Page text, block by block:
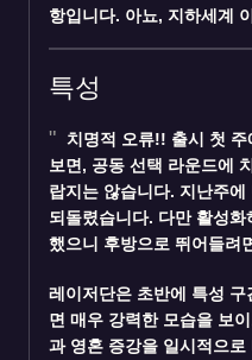
항입니다. 아뇨, 지하세계
특성
치명적 오류!! 출시 첫 주
보면, 공동 선택 라운드에
랍지는 않습니다. 지난주
되돌렸습니다. 다만 활성
했으니 후방으로 뛰어들려
레이저단은 초반에 특성 구
면 매우 강력한 모습을 보
과 영혼 증강을 일시적으